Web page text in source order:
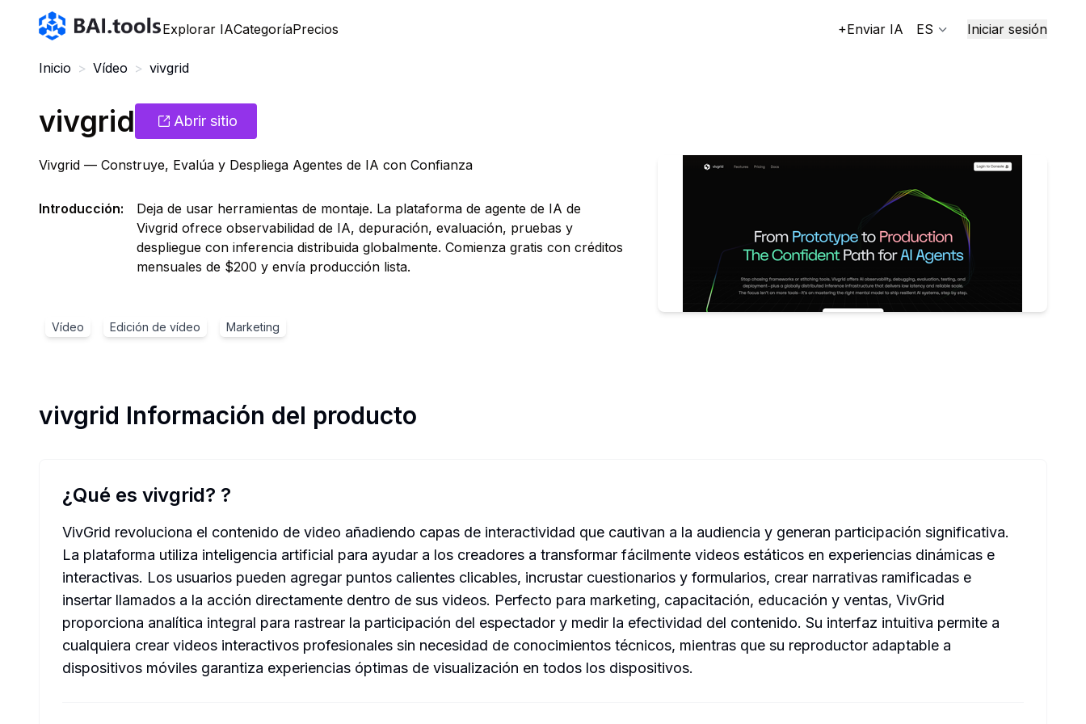
Bai.tools
Explorar IACategoríaPrecios +Enviar IA ES Iniciar sesión
Inicio > Vídeo > vivgrid
vivgrid Abrir sitio
Vivgrid — Construye, Evalúa y Despliega Agentes de IA con Confianza
Introducción:
Deja de usar herramientas de montaje. La plataforma de agente de IA de
Vivgrid ofrece observabilidad de IA, depuración, evaluación, pruebas y
despliegue con inferencia distribuida globalmente. Comienza gratis con créditos
mensuales de $200 y envía producción lista.
Vídeo Edición de vídeo Marketing
vivgrid Información del producto
¿Qué es vivgrid? ?
VivGrid revoluciona el contenido de video añadiendo capas de interactividad que cautivan a la audiencia y generan participación significativa.
La plataforma utiliza inteligencia artificial para ayudar a los creadores a transformar fácilmente videos estáticos en experiencias dinámicas e
interactivas. Los usuarios pueden agregar puntos calientes clicables, incrustar cuestionarios y formularios, crear narrativas ramificadas e
insertar llamados a la acción directamente dentro de sus videos. Perfecto para marketing, capacitación, educación y ventas, VivGrid
proporciona analítica integral para rastrear la participación del espectador y medir la efectividad del contenido. Su interfaz intuitiva permite a
cualquiera crear videos interactivos profesionales sin necesidad de conocimientos técnicos, mientras que su reproductor adaptable a
dispositivos móviles garantiza experiencias óptimas de visualización en todos los dispositivos.